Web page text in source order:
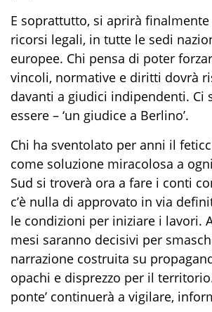
E soprattutto, si aprirà
ricorsi legali, in tutte le sedi
europee. Chi pensa di poter
vincoli, normative e diritti dovrà
davanti a giudici indipendenti. Ci
essere – ‘un giudice a Berlino’.
Chi ha sventolato per anni il
come soluzione miracolosa a
Sud si troverà ora a fare i conti
c’è nulla di approvato in via
le condizioni per iniziare i lavori.
mesi saranno decisivi per
narrazione costruita su
opachi e disprezzo per il territorio.
ponte’ continuerà a vigilare,